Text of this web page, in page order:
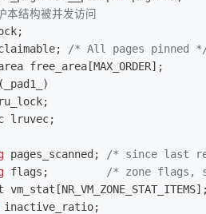
结构被并发访问
;
;
/* All pages pinned
free_area [MAX_ORDER];
( _pad1_
)
;
lruvec;
pages_scanned ;
/* since last
flags ;
/* zone flags,
vm_stat [NR_VM_ZONE_STAT_ITEMS
inactive_ratio;